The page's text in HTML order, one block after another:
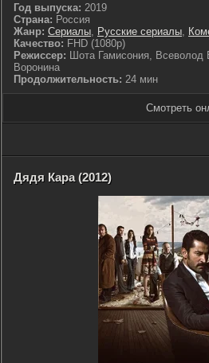
Год выпуска: 2019
Страна: Россия
Жанр: Сериалы, Русские сериалы,
Качество: FHD (1080p)
Режиссер: Шота Гамисония, Всеволод
Воронина
Продолжительность: 24 мин
Смотреть
Дядя Кара (2012)